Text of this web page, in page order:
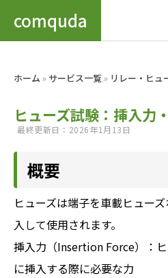
comquda
ホーム » サービス一覧» リレー・ヒュ
ヒューズ試験：挿入力
最終更新日：2026年1月13日
概要
ヒューズは端子を車載ヒュー
入して使用されます。
挿入力（Insertion Force）：
に挿入する際に必要な力